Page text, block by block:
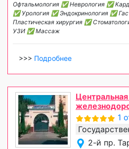
Офтальмология ✅ Неврология ✅
✅ Урология ✅ Эндокринология ✅
Пластическая хирургия ✅
УЗИ ✅ Массаж
>>> Подробнее
1
2-й пр.